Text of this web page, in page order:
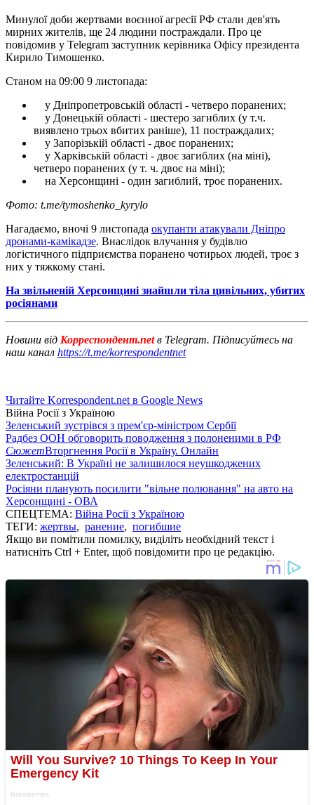
Минулої доби жертвами воєнної агресії РФ стали дев'ять
мирних жителів, ще 24 людини постраждали. Про це
повідомив у Telegram заступник керівника Офісу президента
Кирило Тимошенко.
Станом на 09:00 9 листопада:
у Дніпропетровській області - четверо поранених;
у Донецькій області - шестеро загиблих (у т.ч.
виявлено трьох вбитих раніше), 11 постраждалих;
у Запорізькій області - двоє поранених;
у Харківській області - двоє загиблих (на міні),
четверо поранених (у т. ч. двоє на міні);
на Херсонщині - один загиблий, троє поранених.
Фото: t.me/tymoshenko_kyrylo
Нагадаємо, вночі 9 листопада окупанти атакували Дніпро
дронами-камікадзе. Внаслідок влучання у будівлю
логістичного підприємства поранено чотирьох людей, троє з
них у тяжкому стані.
На звільненій Херсонщині знайшли тіла цивільних, убитих
росіянами
Новини від Корреспондент.netв Telegram. Підписуйтесь на
наш канал https://t.me/korrespondentnet
Читайте Korrespondent.net в Google News
Війна Росії з Україною
Зеленський зустрівся з прем'єр-міністром Сербії
Радбез ООН обговорить поводження з полоненими в РФ
СюжетВторгнення Росії в Україну. Онлайн
Зеленський: В Україні не залишилося неушкоджених
електростанцій
Росіяни планують посилити "вільне полювання" на авто на
Херсонщині - ОВА
СПЕЦТЕМА: Війна Росії з Україною
ТЕГИ: жертвы, ранение, погибшие
Якщо ви помітили помилку, виділіть необхідний текст і
натисніть Ctrl + Enter, щоб повідомити про це редакцію.